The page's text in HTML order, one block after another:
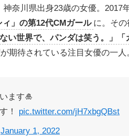
神奈川県出身23歳の女優。2017
ィ」の第12代CMガール に。そ
い世界で、パンダは笑う。」「
期待されている注目女優の一人
ます🎍
！ pic.twitter.com/jH7xbgQBst
January 1, 2022